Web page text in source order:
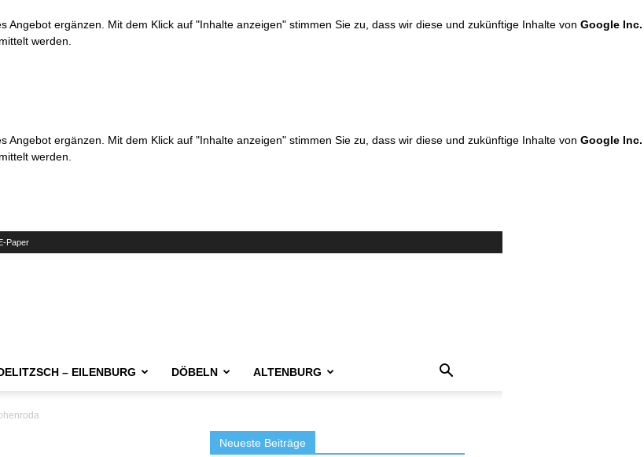
Angebot ergänzen. Mit dem Klick auf "Inhalte anzeigen" stimmen Sie zu, dass wir diese und zukünftige Inhalte von Google Inc.
werden.
Angebot ergänzen. Mit dem Klick auf "Inhalte anzeigen" stimmen Sie zu, dass wir diese und zukünftige Inhalte von Google Inc.
werden.
Paper
– EILENBURG DÖBELN ALTENBURG
Neueste Beiträge